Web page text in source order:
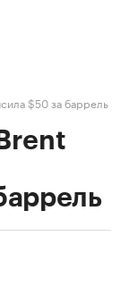
$50 за баррель